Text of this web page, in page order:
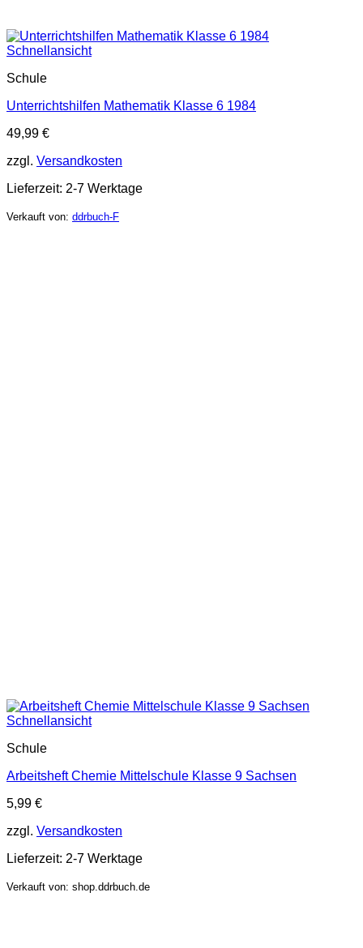
Schnellansicht
Schule
Unterrichtshilfen Mathematik Klasse 6 1984
49,99 €
zzgl. Versandkosten
Lieferzeit: 2-7 Werktage
Verkauft von: ddrbuch-F
Schnellansicht
Schule
Arbeitsheft Chemie Mittelschule Klasse 9 Sachsen
5,99 €
zzgl. Versandkosten
Lieferzeit: 2-7 Werktage
Verkauft von: shop.ddrbuch.de